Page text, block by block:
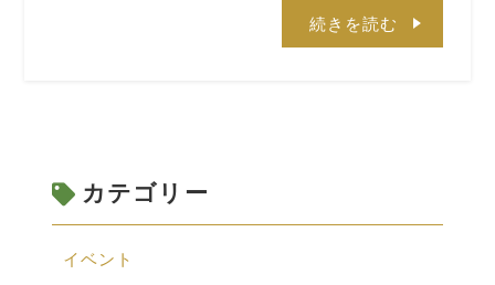
続きを読む
カテゴリー
イベント